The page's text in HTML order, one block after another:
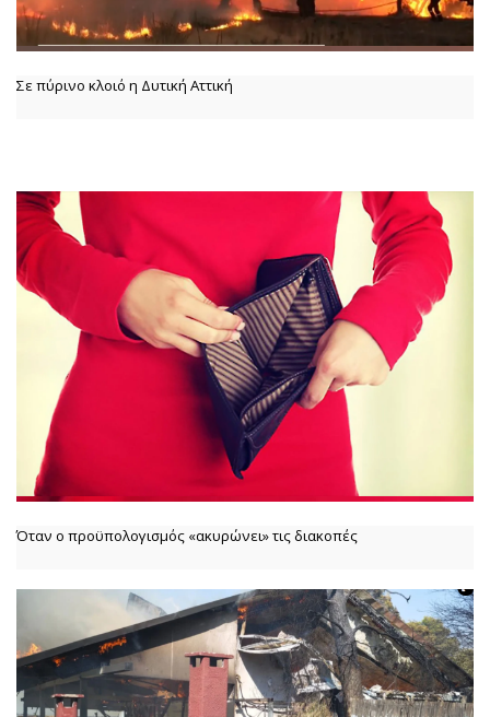
Σε πύρινο κλοιό η Δυτική Αττική
Όταν ο προϋπολογισμός «ακυρώνει» τις διακοπές